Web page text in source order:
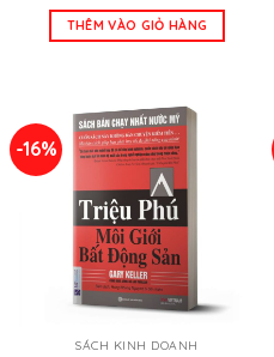
là:
550.000 ₫.
tại
THÊM VÀO GIỎ HÀNG
-16%
SÁCH KINH DOANH